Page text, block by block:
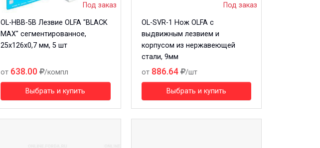
Под заказ
OL-HBB-5B Лезвие OLFA "BLACK
MAX" сегментированное,
25х126х0,7 мм, 5 шт
от 638.00 /компл
Выбрать и купить
Под заказ
OL-SVR-1 Нож OLFA c
выдвижным лезвием и
корпусом из нержавеющей
стали, 9мм
от 886.64 /шт
Выбрать и купить